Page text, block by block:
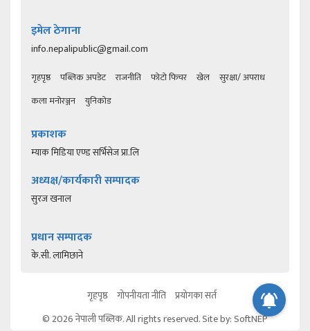
इमेल ठेगाना
info.nepalipublic@gmail.com
गृहपृष्ठ पब्लिक अपडेट राजनीति फोटो फिचर खेल
सुरक्षा/ अपराध
कला मनोरञ्जन
युनिकोड
प्रकाशक
म्याक मिडिया एण्ड सर्भिसेज प्रा.लि
अध्यक्ष/कार्यकारी सम्पादक
सुरज खनाल
प्रधान सम्पादक
के.सी. लामिछाने
गृहपृष्ठ गोपनीयता नीति प्रयोगका सर्त
© 2026 नेपाली पब्लिक. All rights reserved. Site by:SoftNEP